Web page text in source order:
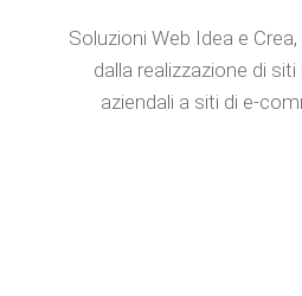
Soluzioni Web Idea e
dalla realizzazione di
aziendali a siti di e-